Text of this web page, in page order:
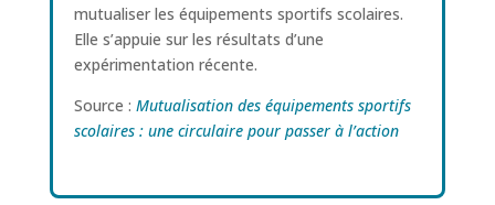
mutualiser les équipements sportifs scolaires.
Elle s’appuie sur les résultats d’une
expérimentation récente.
Source : Mutualisation des équipements sportifs
scolaires : une circulaire pour passer à l’action